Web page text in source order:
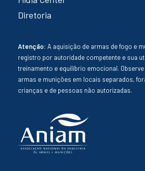
Diretoria
Atenção: A aquisição de armas de fogo e
registro por autoridade competente e sua
treinamento e equilíbrio emocional.
armas e munições em locais separados,
crianças e de pessoas não autorizadas.